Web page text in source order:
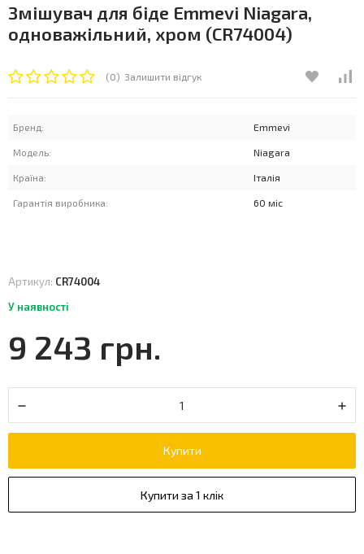
Змішувач для біде Emmevi Niagara,
одноважільний, хром (CR74004)
(0) Залишити відгук
Бренд: Emmevi
Модель: Niagara
Країна: Італія
Гарантія виробника: 60 міс
Артикул: CR74004
У наявності
9 243 грн.
Купити
Купити за 1 клік